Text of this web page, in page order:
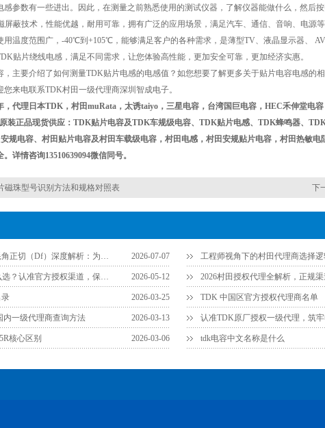
感参数有一些进出。因此，在测量之前熟悉使用的测试仪器，了解仪器能做什么，然后按
屏蔽技术，性能优越，耐用可靠，拥有广泛的应用场景，满足汽车、通信、音响、电源
用温度范围广，-40℃到+105℃，能够满足客户的各种需求，是薄型TV、液晶显示器、
贴片绕线电感，满足不同需求，让您体验高性能，更加安全可靠，更加经济实惠。
，主要介绍了如何测量TDK贴片电感的电感值？如您想要了解更多关于贴片电容电感的
来电联系TDK村田一级代理商深圳智成电子。
，代理日本TDK，村田muRata，太诱taiyo，三星电容，台湾国巨电容，HEC禾伸堂电
装正品现货供应：TDK贴片电容及TDK车规级电容、TDK贴片电感、TDK蜂鸣器、
规电容、村田贴片电容及村田车载级电容，村田电感，村田安规贴片电容，村田热敏电
详情咨询13510639094微信同号。
磁珠型号识别方法和规格对照表 下
村田贴片电容损耗角正切（Df）深度解析：为什么说它是衡量品质的关键参数？ 2026-07-07
TDK正式代理怎么选？认准官方授权渠道，保障供应链安全 2026-05-12 2026村田授权代理全解析，正规
2026-03-25 TDK 中国区官方授权代理商名单
内一级代理商查询方法 2026-03-13
核心区别 2026-03-06 tdk电容中文名称是什么